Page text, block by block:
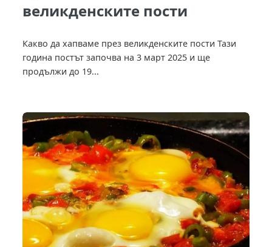
великденските пости
Какво да хапваме през великденските пости Тази
година постът започва на 3 март 2025 и ще
продължи до 19...